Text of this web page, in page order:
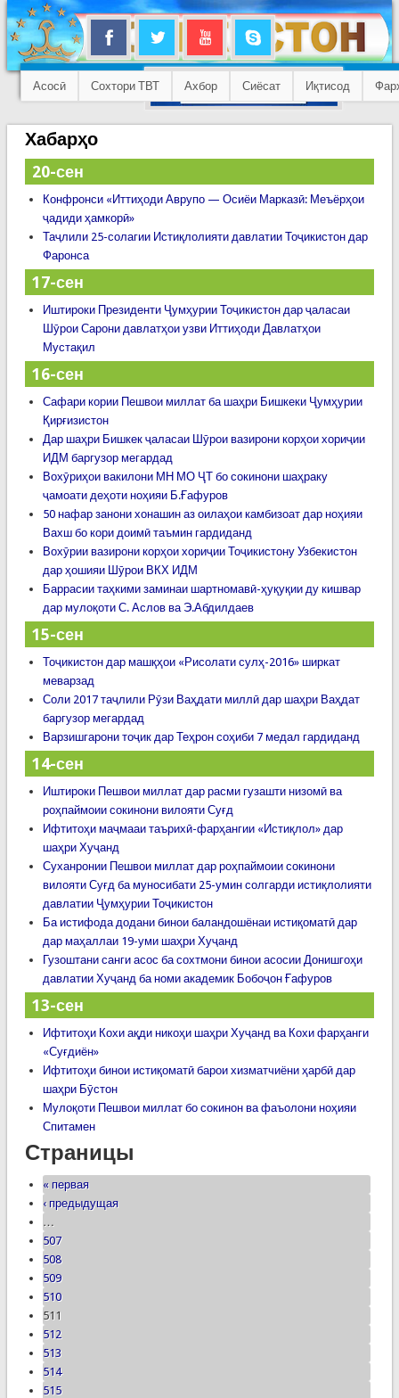
Асосӣ Сохтори ТВТ Ахбор Сиёсат Иқтисод
Хабарҳо
20-сен
Конфронси «Иттиҳоди Аврупо — Осиёи Марказӣ: Меъёрҳои
ҷадиди ҳамкорӣ»
Таҷлили 25-солагии Истиқлолияти давлатии Тоҷикистон дар
Фаронса
17-сен
Иштироки Президенти Ҷумҳурии Тоҷикистон дар ҷаласаи
Шӯрои Сарони давлатҳои узви Иттиҳоди Давлатҳои
Мустақил
16-сен
Сафари кории Пешвои миллат ба шаҳри Бишкеки Ҷумҳурии
Қирғизистон
Дар шаҳри Бишкек ҷаласаи Шӯрои вазирони корҳои хориҷии
ИДМ баргузор мегардад
Вохӯриҳои вакилони МН МО ҶТ бо сокинони шаҳраку
ҷамоати деҳоти ноҳияи Б.Ғафуров
50 нафар занони хонашин аз оилаҳои камбизоат дар ноҳияи
Вахш бо кори доимӣ таъмин гардиданд
Вохӯрии вазирони корҳои хориҷии Тоҷикистону Узбекистон
дар ҳошияи Шӯрои ВКХ ИДМ
Баррасии таҳкими заминаи шартномавӣ-ҳуқуқии ду кишвар
дар мулоқоти С. Аслов ва Э.Абдилдаев
15-сен
Тоҷикистон дар машқҳои «Рисолати сулҳ-2016» ширкат
меварзад
Соли 2017 таҷлили Рӯзи Ваҳдати миллӣ дар шаҳри Ваҳдат
баргузор мегардад
Варзишгарони тоҷик дар Теҳрон соҳиби 7 медал гардиданд
14-сен
Иштироки Пешвои миллат дар расми гузашти низомӣ ва
роҳпаймоии сокинони вилояти Суғд
Ифтитоҳи маҷмааи таърихӣ-фарҳангии «Истиқлол» дар
шаҳри Хуҷанд
Суханронии Пешвои миллат дар роҳпаймоии сокинони
вилояти Суғд ба муносибати 25-умин солгарди истиқлолияти
давлатии Ҷумҳурии Тоҷикистон
Ба истифода додани бинои баландошёнаи истиқоматӣ дар
дар маҳаллаи 19-уми шаҳри Хуҷанд
Гузоштани санги асос ба сохтмони бинои асосии Донишгоҳи
давлатии Хуҷанд ба номи академик Бобоҷон Ғафуров
13-сен
Ифтитоҳи Кохи ақди никоҳи шаҳри Хуҷанд ва Кохи фарҳанги
«Суғдиён»
Ифтитоҳи бинои истиқоматӣ барои хизматчиёни ҳарбӣ дар
шаҳри Бӯстон
Мулоқоти Пешвои миллат бо сокинон ва фаъолони ноҳияи
Спитамен
Страницы
« первая
‹ предыдущая
…
507
508
509
510
511
512
513
514
515